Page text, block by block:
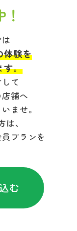
体験を
す。
て
舗へ
ませ。
、
プランを
む